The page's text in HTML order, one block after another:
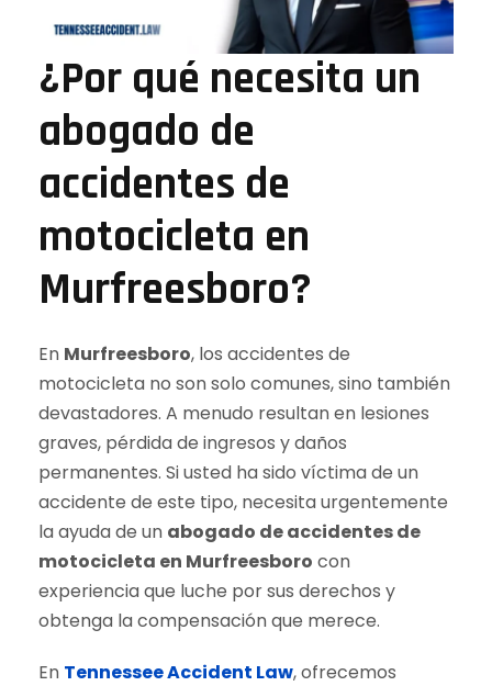
¿Por qué necesita un
abogado de
accidentes de
motocicleta en
Murfreesboro?
En Murfreesboro, los accidentes de
motocicleta no son solo comunes, sino también
devastadores. A menudo resultan en lesiones
graves, pérdida de ingresos y daños
permanentes. Si usted ha sido víctima de un
accidente de este tipo, necesita urgentemente
la ayuda de un abogado de accidentes de
motocicleta en Murfreesboro con
experiencia que luche por sus derechos y
obtenga la compensación que merece.
En Tennessee Accident Law, ofrecemos